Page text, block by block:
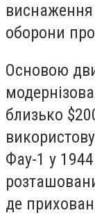
виснаження
оборони
Основою
близько
Фау-1 у
де